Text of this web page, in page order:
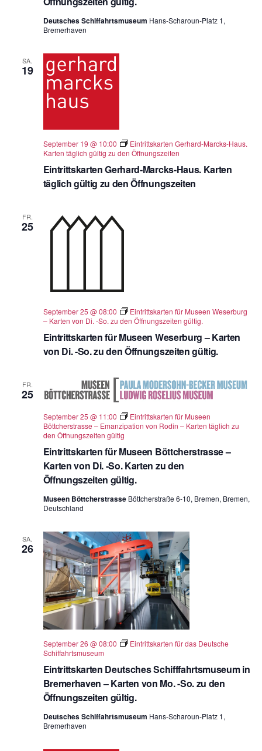
Deutsches Schiffahrtsmuseum Hans-Scharoun-Platz 1,
Bremerhaven
SA.
19
Eintrittskarten Gerhard-Marcks-Haus. Karten
täglich gültig zu den Öffnungszeiten
September 19 @ 10:00
Eintrittskarten Gerhard-Marcks-Haus.
Karten täglich gültig zu den Öffnungszeiten
FR.
25
Eintrittskarten für Museen Weserburg – Karten
von Di. -So. zu den Öffnungszeiten gültig.
September 25 @ 08:00
Eintrittskarten für Museen Weserburg
– Karten von Di. -So. zu den Öffnungszeiten gültig.
FR.
25
Eintrittskarten für Museen Böttcherstrasse –
Karten von Di. -So. Karten zu den
Öffnungszeiten gültig.
September 25 @ 11:00
Eintrittskarten für Museen
Böttcherstrasse – Emanzipation von Rodin – Karten täglich zu
den Öffnungszeiten gültig
Museen Böttcherstrasse Böttcherstraße 6-10, Bremen, Bremen,
Deutschland
SA.
26
Eintrittskarten Deutsches Schifffahrtsmuseum in
Bremerhaven – Karten von Mo. -So. zu den
Öffnungszeiten gültig.
September 26 @ 08:00
Eintrittskarten für das Deutsche
Schiffahrtsmuseum
Deutsches Schiffahrtsmuseum Hans-Scharoun-Platz 1,
Bremerhaven